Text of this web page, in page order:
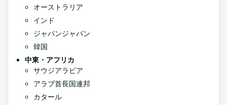
オーストラリア
インド
ジャパンジャパン
韓国
中東・アフリカ
サウジアラビア
アラブ首長国連邦
カタール